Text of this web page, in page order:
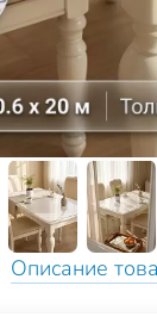
Описание